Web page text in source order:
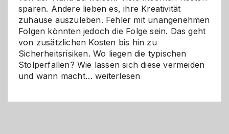
sparen. Andere lieben es, ihre Kreativität
zuhause auszuleben. Fehler mit unangenehmen
Folgen könnten jedoch die Folge sein. Das geht
von zusätzlichen Kosten bis hin zu
Sicherheitsrisiken. Wo liegen die typischen
Stolperfallen? Wie lassen sich diese vermeiden
und wann macht…Selber
weiterlesen